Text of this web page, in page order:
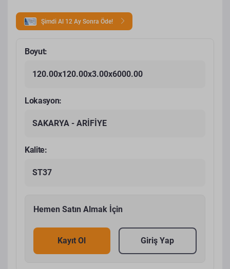
Şimdi Al 12 Ay Sonra Öde!
Boyut:
120.00x120.00x3.00x6000.00
Lokasyon:
SAKARYA - ARİFİYE
Kalite:
ST37
Hemen Satın Almak İçin
Kayıt Ol Giriş Yap